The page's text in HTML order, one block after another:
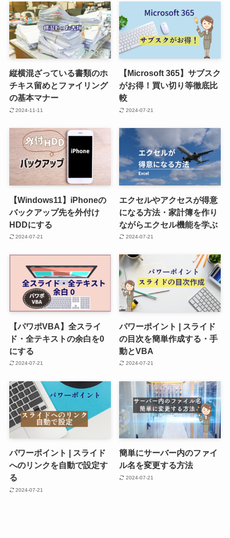
縦横混ざっている書類のホ
チキス留めとファイリング
の基本マナー
2024-11-11
【Microsoft 365】サブスク
がお得！買い切り等徹底比
較
2024-07-21
【Windows11】iPhoneの
バックアップ先を外付け
HDDにする
2024-07-21
エクセルやアクセスが得意
になる方法・家計簿を作り
ながらエクセル機能を学ぶ
2024-07-21
【パワポVBA】全スライ
ド・全テキストの余白を0
にする
2024-07-21
パワーポイント | スライド
の目次を簡単作成する・手
動とVBA
2024-07-21
パワーポイント | スライド
へのリンクを自動で設定す
る
2024-07-21
簡単にサーバー内のファイ
ル名を変更する方法
2024-07-21